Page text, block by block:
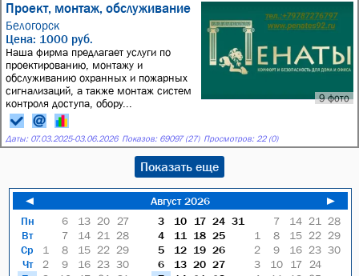
Проект, монтаж, обслуживание
Белогорск
9 фото
Цена: 1000 руб.
Наша фирма предлагает услуги по
проектированию, монтажу и
обслуживанию охранных и пожарных
сигнализаций, а также монтаж систем
контроля доступа, обору...
Даты: 07.03.2025-03.06.2026 Показов: 69097 (27) Просмотров: 22 (0)
Показать еще
◄ Август 2026
►
Пн
Вт
Ср
Чт
6 13 20
27
7
14 21
28
1
8 15 22 29
2
9 16 23 30
3 10 17 24 31
4
11 18 25
5
12 19 26
6
13 20 27
7 14 21
28
1
8 15 22 29
2
9 16 23 30
3
10 17
24